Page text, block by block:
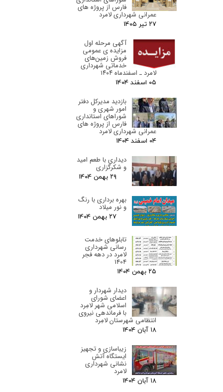
فارس از پروژه های
عمرانی شهرداری لامرد
۲۷ تیر ۰۵
آگهی مرحله اول
مزایده ی عمومی
فروش زمین‌های
خدماتی شهرداری
لامرد ـ اسفندماه ۱۴۰۴
۰۵ اسفند ۰۴
بازدید مدیرکل دفتر
امور شهری و
شوراهای استانداری
فارس از پروژه های
عمرانی شهرداری لامرد
۰۴ اسفند ۰۴
دیداری با طعم امید
و شکرگزاری
۲۹ بهمن ۰۴
بهره برداری با رنگ
و نور میلاد
۲۷ بهمن ۰۴
تابلوهای خدمت
رسانی شهرداری
لامرد در دهه فجر
1404
۲۵ بهمن ۰۴
دیدار شهردار و
اعضای شورای
اسلامی شهر لامِرد
با فرماندهی نیروی
انتظامی شهرستان لامِرد
۱۸ آبان ۰۴
زیباسازی و تجهیز
ایستگاه آتش
نشانی شهرداری
لامرد
۱۸ آبان ۰۴